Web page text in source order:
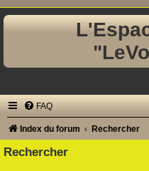
FAQ
Index du forum Rechercher
Rechercher